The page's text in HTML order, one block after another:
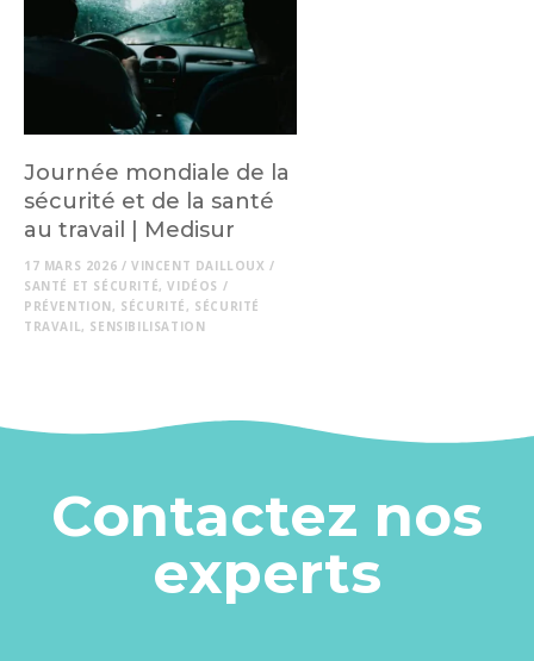
Journée mondiale de la
sécurité et de la santé
au travail | Medisur
17 MARS 2026 / VINCENT DAILLOUX /
SANTÉ ET SÉCURITÉ,VIDÉOS /
PRÉVENTION, SÉCURITÉ , SÉCURITÉ
TRAVAIL, SENSIBILISATION
Contactez nos
experts